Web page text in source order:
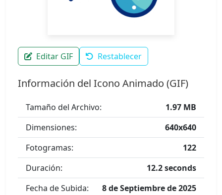
Editar GIF Restablecer
Información del Icono Animado (GIF)
Tamaño del Archivo:
1.97 MB
Dimensiones:
640x640
Fotogramas:
122
Duración:
12.2 seconds
Fecha de Subida:
8 de Septiembre de 2025